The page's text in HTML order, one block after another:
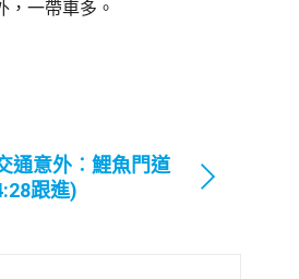
，一帶車多。
通意外︰鯉魚門道
跟進)